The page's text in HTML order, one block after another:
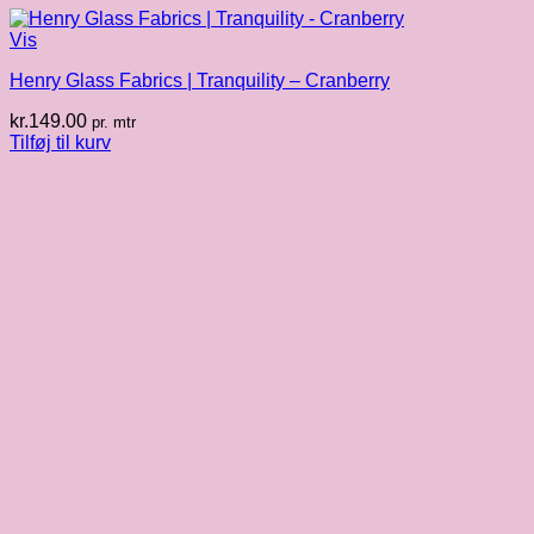
Vis
Henry Glass Fabrics | Tranquility – Cranberry
kr.149.00 pr. mtr
Tilføj til kurv